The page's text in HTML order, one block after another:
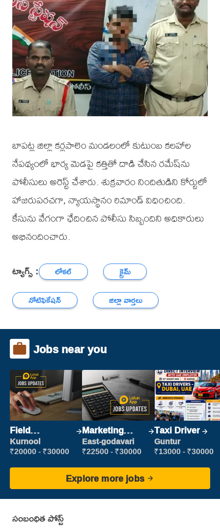
బాపట్ల జిల్లా కర్లపాలెం మండలంలో కుటుంబ కలహాల
నేపథ్యంలో భార్య మెడపై కత్తితో దాడి చేసిన రమేష్‌ను
పోలీసులు అరెస్ట్ చేశారు. శుక్రవారం నిందితుడిని కోర్టులో
హాజరుపరచగా, న్యాయస్థానం రిమాండ్ విధించింది.
కేసును వేగంగా ఛేదించిన పోలీసు సిబ్బందిని అధికారులు
అభినందించారు.
ట్యాగ్స్ : లోకల్
క్రైమ్
నోటిఫికేషన్
జిల్లా వార్తలు
Jobs near you
Field
Marketing
Executive
Kurnool
₹20000 - ₹30000
Marketing
Executive
East-godavari
₹22500 - ₹30000
Taxi Driver
Guntur
₹13000 - ₹30000
Explore more jobs
సంబంధిత పోస్ట్